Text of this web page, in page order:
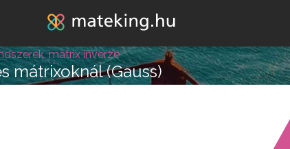
Jump to navigation
mátrix inverze
mátrixoknál (Gauss)